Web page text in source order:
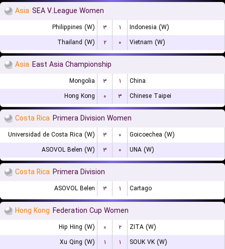
Asia SEA V.League Women
Philippines (W) ۳ ۱
Indonesia (W)
Thailand (W)
۲ ۰ Vietnam (W)
Asia East Asia Championship
Mongolia ۳ ۱
China
Hong Kong
۰ ۳ Chinese Taipei
Costa Rica Primera Division Women
Universidad de Costa Rica (W) ۳ ۰
Goicoechea (W)
ASOVOL Belen (W)
۳ ۰ UNA (W)
Costa Rica Primera Division
ASOVOL Belen ۳ ۱ Cartago
Hong Kong Federation Cup Women
Hip Hing (W) ۰ ۲
ZITA (W)
Xu Qing (W)
۱ ۱
SOUK VK (W)